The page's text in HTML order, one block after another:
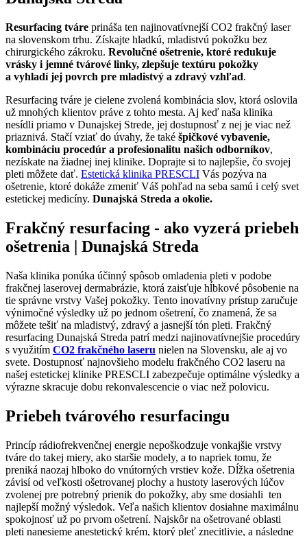
Resurfacing tváre prináša ten najinovatívnejší CO2 frakčný laser
na slovenskom trhu. Získajte hladkú, mladistvú pokožku bez
chirurgického zákroku. Revolučné ošetrenie, ktoré redukuje
vrásky i jemné tvárové linky, zlepšuje textúru pokožky
a vyhladí jej povrch pre mladistvý a zdravý vzhľad.
Resurfacing tváre je cielene zvolená kombinácia slov, ktorá oslovila
už mnohých klientov práve z tohto mesta. Aj keď naša klinika
nesídli priamo v Dunajskej Strede, jej dostupnosť z nej je viac než
priaznivá. Stačí vziať do úvahy, že také špičkové vybavenie,
kombináciu procedúr a profesionalitu našich odborníkov,
nezískate na žiadnej inej klinike. Doprajte si to najlepšie, čo svojej
pleti môžete dať. Estetická klinika PRESCLI Vás pozýva na
ošetrenie, ktoré dokáže zmeniť Váš pohľad na seba samú i celý svet
estetickej medicíny. Dunajská Streda a okolie.
Frakčný resurfacing - ako vyzerá priebeh
ošetrenia | Dunajská Streda
Naša klinika ponúka účinný spôsob omladenia pleti v podobe
frakčnej laserovej dermabrázie, ktorá zaisťuje hĺbkové pôsobenie na
tie správne vrstvy Vašej pokožky. Tento inovatívny prístup zaručuje
výnimočné výsledky už po jednom ošetrení, čo znamená, že sa
môžete tešiť na mladistvý, zdravý a jasnejší tón pleti. Frakčný
resurfacing Dunajská Streda patrí medzi najinovatívnejšie procedúry
s využitím CO2 frakčného laseru nielen na Slovensku, ale aj vo
svete. Dostupnosť najnovšieho modelu frakčného CO2 laseru na
našej estetickej klinike PRESCLI zabezpečuje optimálne výsledky a
výrazne skracuje dobu rekonvalescencie o viac než polovicu.
Priebeh tvárového resurfacingu
Princíp rádiofrekvenčnej energie nepoškodzuje vonkajšie vrstvy
tváre do takej miery, ako staršie modely, a to napriek tomu, že
preniká naozaj hlboko do vnútorných vrstiev kože. Dĺžka ošetrenia
závisí od veľkosti ošetrovanej plochy a hustoty laserových lúčov
zvolenej pre potrebný prienik do pokožky, aby sme dosiahli ten
najlepší možný výsledok. Veľa našich klientov dosiahne maximálnu
spokojnosť už po prvom ošetrení. Najskôr na ošetrované oblasti
pleti nanesieme anestetický krém, ktorý pleť znecitlivie, a následne